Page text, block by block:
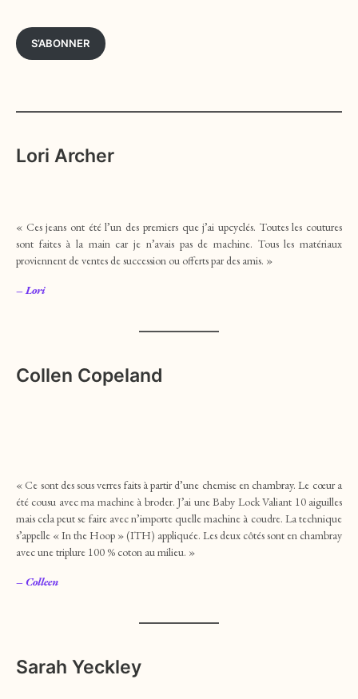
S’ABONNER
Lori Archer
« Ces jeans ont été l’un des premiers que j’ai upcyclés. Toutes les coutures
sont faites à la main car je n’avais pas de machine. Tous les matériaux
proviennent de ventes de succession ou offerts par des amis. »
– Lori
Collen Copeland
« Ce sont des sous verres faits à partir d’une chemise en chambray. Le cœur a
été cousu avec ma machine à broder. J’ai une Baby Lock Valiant 10 aiguilles
mais cela peut se faire avec n’importe quelle machine à coudre. La technique
s’appelle « In the Hoop » (ITH) appliquée. Les deux côtés sont en chambray
avec une triplure 100 % coton au milieu. »
– Colleen
Sarah Yeckley